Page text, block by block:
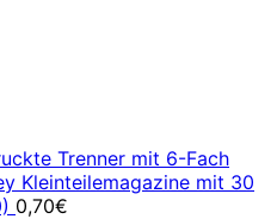
Trenner mit 6-Fach
Kleinteilemagazine mit 30
0,70€